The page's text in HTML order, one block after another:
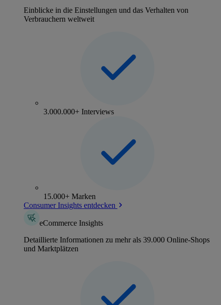
Einblicke in die Einstellungen und das Verhalten von
Verbrauchern weltweit
3.000.000+ Interviews
15.000+ Marken
Consumer Insights entdecken
eCommerce Insights
Detaillierte Informationen zu mehr als 39.000 Online-Shops
und Marktplätzen